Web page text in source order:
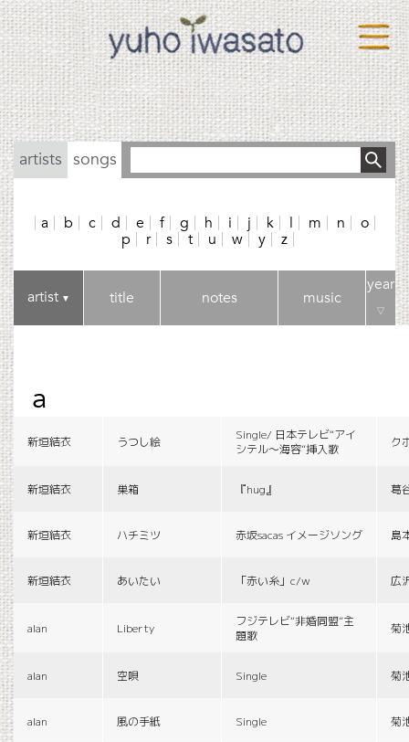
artists songs
a b c d e f g h i j k l m n
o
p
r s t u w y z
artist▼ title notes music
year
▽
a
新垣結衣 うつし絵
Single/ 日本テレビ“アイ
シテル〜海容”挿入歌
ク
新垣結衣 巣箱 『hug』 葛
新垣結衣 ハチミツ 赤坂sacas イメージソング 島
新垣結衣 あいたい 「赤い糸」c/w 広
alan Liberty
フジテレビ“非婚同盟”主
題歌
菊
alan 空唄 Single 菊
alan 風の手紙 Single 菊